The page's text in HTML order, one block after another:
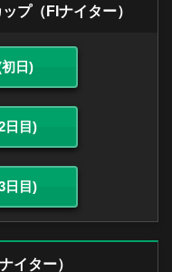
プ（FIナイター）
日)
日目)
日目)
イター）